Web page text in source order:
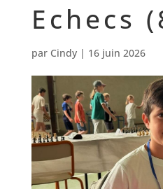
Echecs
par Cindy| 16 juin 2026